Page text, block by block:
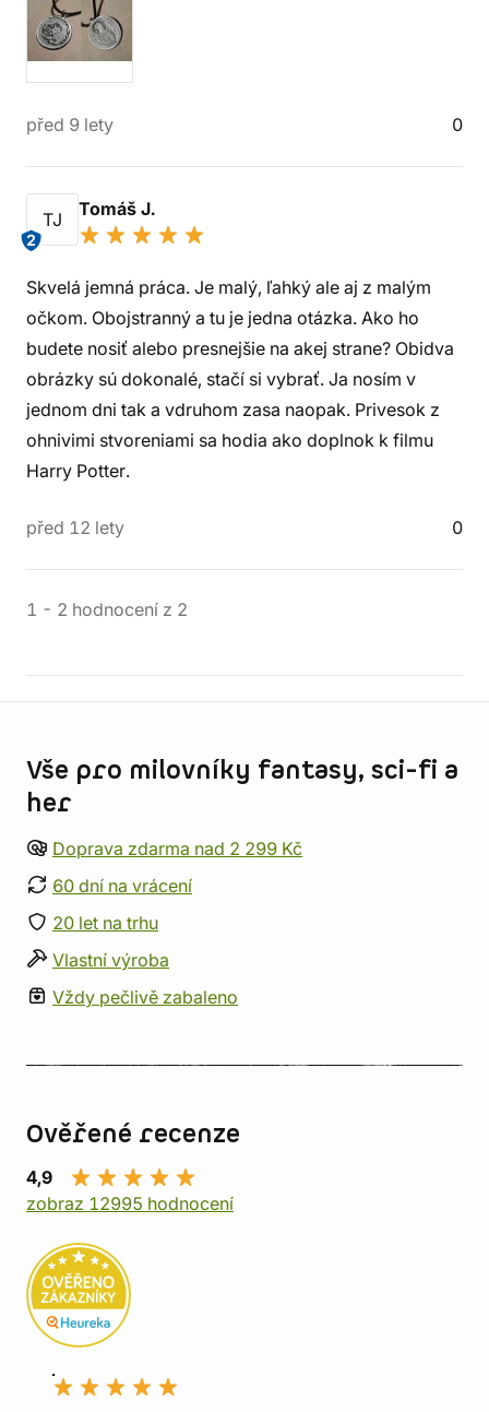
před 9 lety 0
TJ
2
Tomáš J.
Skvelá jemná práca. Je malý, ľahký ale aj z malým
očkom. Obojstranný a tu je jedna otázka. Ako ho
budete nosiť alebo presnejšie na akej strane? Obidva
obrázky sú dokonalé, stačí si vybrať. Ja nosím v
jednom dni tak a vdruhom zasa naopak. Privesok z
ohnivimi stvoreniami sa hodia ako doplnok k filmu
Harry Potter.
před 12 lety 0
1 - 2 hodnocení z 2
Vše pro milovníky fantasy, sci-fi a
her
Doprava zdarma nad 2 299 Kč
60 dní na vrácení
20 let na trhu
Vlastní výroba
Vždy pečlivě zabaleno
Ověřené recenze
4,9
zobraz 12995 hodnocení